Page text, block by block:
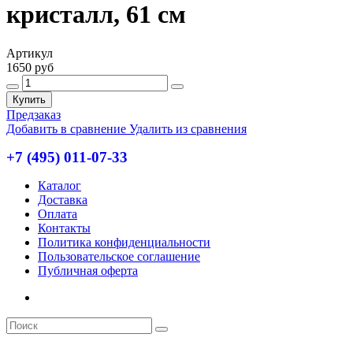
кристалл, 61 см
Артикул
1650 руб
Купить
Предзаказ
Добавить в сравнение Удалить из сравнения
+7 (495) 011-07-33
Каталог
Доставка
Оплата
Контакты
Политика конфиденциальности
Пользовательское соглашение
Публичная оферта